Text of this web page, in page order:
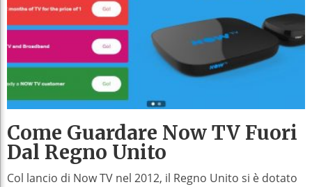
Come Guardare Now TV Fuori
Dal Regno Unito
Col lancio di Now TV nel 2012, il Regno Unito si è dotato